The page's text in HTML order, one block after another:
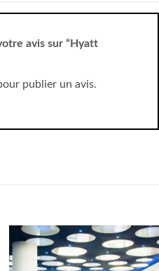
avis sur “Hyatt
publier un avis.